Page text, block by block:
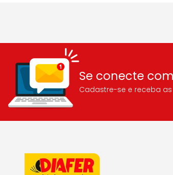
Se conecte
Cadastre-se e receba